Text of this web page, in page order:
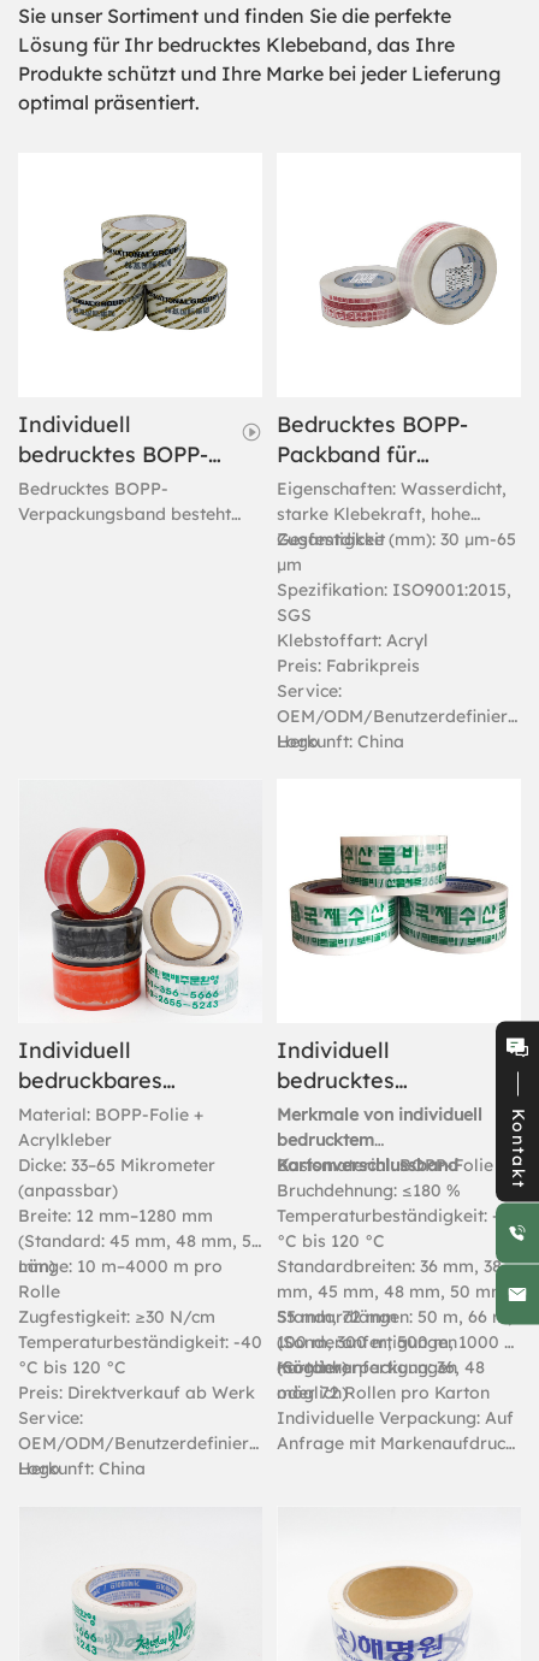
Sie unser Sortiment und finden Sie die perfekte
Lösung für Ihr bedrucktes Klebeband, das Ihre
Produkte schützt und Ihre Marke bei jeder Lieferung
optimal präsentiert.
Individuell
bedrucktes BOPP-
Verpackungsband
für Kartons
Bedrucktes BOPP-
Verpackungsband besteht
Bedrucktes BOPP-
Packband für
schwere Kartons
Eigenschaften: Wasserdicht,
starke Klebekraft, hohe
Zugfestigkeit
Gesamtdicke (mm): 30 µm-65
µm
Spezifikation: ISO9001:2015,
SGS
Klebstoffart: Acryl
Preis: Fabrikpreis
Service:
OEM/ODM/Benutzerdefiniertes
Logo
Herkunft: China
Individuell
bedruckbares
BOPP-Klebeband |
Marken-
Verpackungsklebeband
Material: BOPP-Folie +
Acrylkleber
Dicke: 33–65 Mikrometer
(anpassbar)
Breite: 12 mm–1280 mm
(Standard: 45 mm, 48 mm, 50
mm)
Länge: 10 m–4000 m pro
Rolle
Zugfestigkeit: ≥30 N/cm
Temperaturbeständigkeit: -40
°C bis 120 °C
Preis: Direktverkauf ab Werk
Service:
OEM/ODM/Benutzerdefiniertes
Logo
Herkunft: China
Individuell
bedrucktes
Kartonverschlussband
Merkmale von individuell
bedrucktem
Kartonverschlussband
Basismaterial: BOPP-Folie
Bruchdehnung: ≤180 %
Temperaturbeständigkeit: -20
°C bis 120 °C
Standardbreiten: 36 mm, 38
mm, 45 mm, 48 mm, 50 mm,
55 mm, 72 mm
(Sonderanfertigungen
möglich)
Standardlängen: 50 m, 66 m,
100 m, 300 m, 500 m, 1000 m
(Sonderanfertigungen
möglich)
Kartonverpackung: 36, 48
oder 72 Rollen pro Karton
Individuelle Verpackung: Auf
Anfrage mit Markenaufdruck
Kontakt